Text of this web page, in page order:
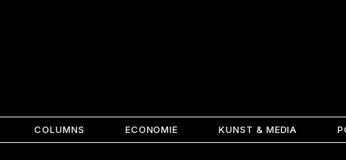
COLUMNS ECONOMIE KUNST & MEDIA